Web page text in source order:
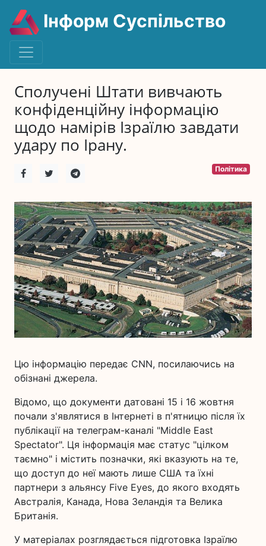
Інформ Суспільство
Сполучені Штати вивчають
конфіденційну інформацію
щодо намірів Ізраїлю завдати
удару по Ірану.
Політика
Цю інформацію передає CNN, посилаючись на
обізнані джерела.
Відомо, що документи датовані 15 і 16 жовтня
почали з'являтися в Інтернеті в п'ятницю після їх
публікації на телеграм-каналі "Middle East
Spectator". Ця інформація має статус "цілком
таємно" і містить позначки, які вказують на те,
що доступ до неї мають лише США та їхні
партнери з альянсу Five Eyes, до якого входять
Австралія, Канада, Нова Зеландія та Велика
Британія.
У матеріалах розглядається підготовка Ізраїлю